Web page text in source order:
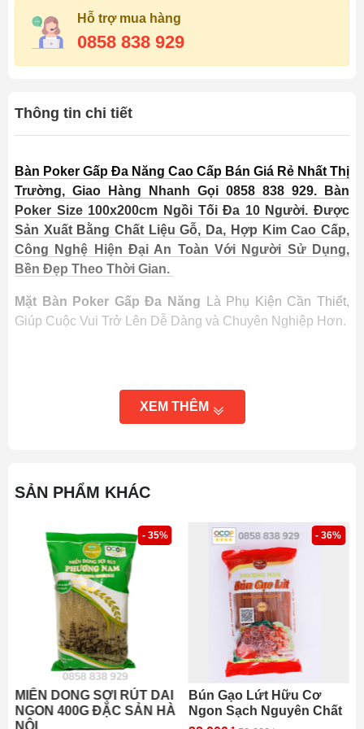
Hỗ trợ mua hàng
0858 838 929
Thông tin chi tiết
Bàn Poker Gấp Đa Năng Cao Cấp Bán Giá Rẻ Nhất Thị
Trường, Giao Hàng Nhanh Gọi 0858 838 929. Bàn
Poker Size 100x200cm Ngồi Tối Đa 10 Người. Được
Sản Xuất Bằng Chất Liệu Gỗ, Da, Hợp Kim Cao Cấp,
Công Nghệ Hiện Đại An Toàn Với Người Sử Dụng,
Bền Đẹp Theo Thời Gian.
Mặt Bàn Poker Gấp Đa Năng
Là Phụ Kiện Cần Thiết,
Giúp Cuộc Vui Trở Lên Dễ Dàng và Chuyên Nghiệp Hơn.
mặt bàn poker gấp đa năng cao cấp có thể để trên mặt
bàn, sàn nhà rất tiện lợi
XEM THÊM
SẢN PHẨM KHÁC
- 35%
MIẾN DONG SỢI RÚT DAI
NGON 400G ĐẶC SẢN HÀ
NỘI
- 36%
Bún Gạo Lứt Hữu Cơ
Ngon Sạch Nguyên Chất